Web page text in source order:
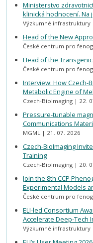
Ministerstvo
klinická hodnocení. Na
Výzkumné infrastruktury
Head of the New
České centrum pro
Head of the
České centrum pro
Interview: How Czech-
Metabolic Engine of
Czech-BioImaging 22.
Pressure-tunable
Communications
MGML 21. 07. 2026
Czech-BioImaging
Training
Czech-BioImaging 20.
Join the 8th CCP
Experimental Models
České centrum pro
ELI-led Consortium
Accelerate Deep-Tech
Výzkumné infrastruktury